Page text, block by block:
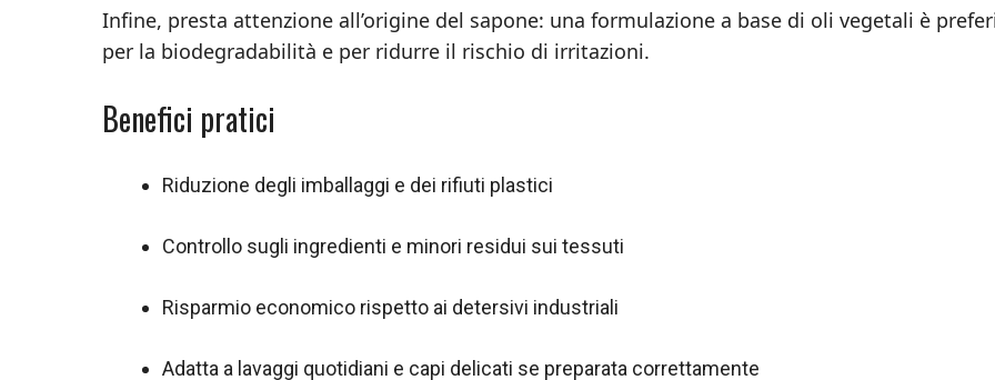
Infine, presta attenzione all’origine del sapone: una formulazione a base di oli vegetali è
per la biodegradabilità e per ridurre il rischio di irritazioni.
Benefici pratici
Riduzione degli imballaggi e dei rifiuti plastici
Controllo sugli ingredienti e minori residui sui tessuti
Risparmio economico rispetto ai detersivi industriali
Adatta a lavaggi quotidiani e capi delicati se preparata correttamente